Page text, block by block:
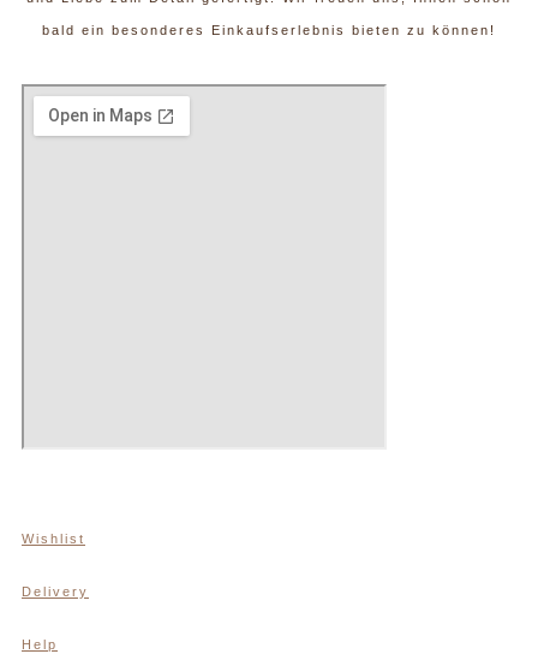
bald ein besonderes Einkaufserlebnis bieten zu können!
Wishlist
Delivery
Help